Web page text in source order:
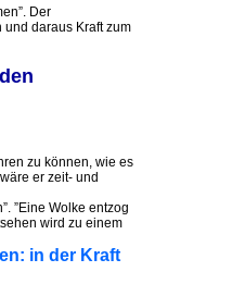
Der
daraus Kraft zum
zu können, wie es
er zeit- und
”Eine Wolke entzog
wird zu einem
in der Kraft